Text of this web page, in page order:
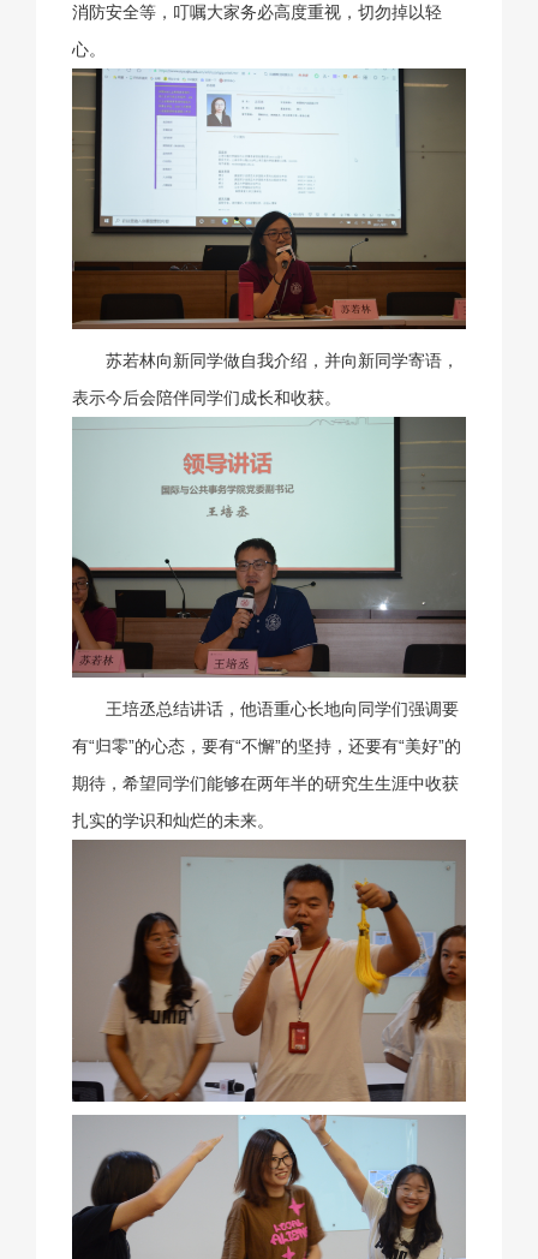
消防安全等，叮嘱大家务必高度重视，切勿掉以轻
心。
苏若林向新同学做自我介绍，并向新同学寄语，
表示今后会陪伴同学们成长和收获。
王培丞总结讲话，他语重心长地向同学们强调要
有“归零”的心态，要有“不懈”的坚持，还要有“美好”的
期待，希望同学们能够在两年半的研究生生涯中收获
扎实的学识和灿烂的未来。